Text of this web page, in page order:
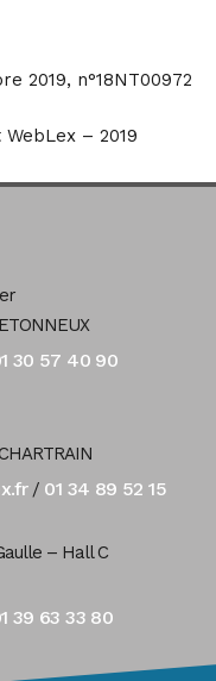
2019, n°18NT00972
– 2019
30 57 40 90
/ 01 34 89 52 15
– Hall C
39 63 33 80